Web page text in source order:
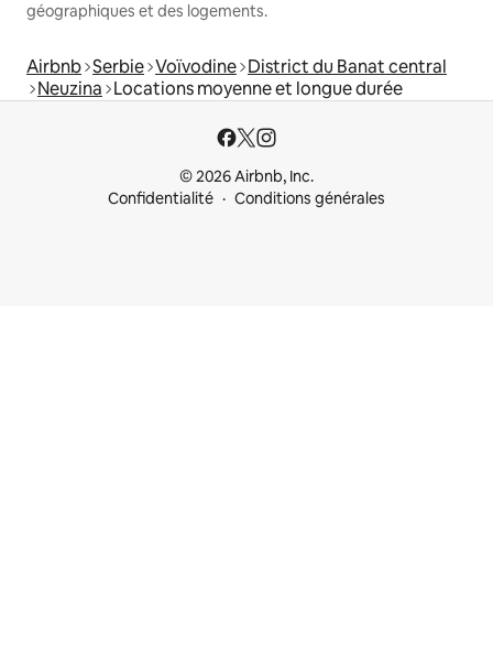
géographiques et des logements.
Airbnb Serbie Voïvodine District du Banat central
Neuzina Locations moyenne et longue durée
© 2026 Airbnb, Inc.
Confidentialité
Conditions générales